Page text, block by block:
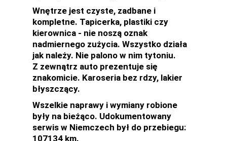
Wnętrze jest czyste, zadbane i
kompletne. Tapicerka, plastiki czy
kierownica - nie noszą oznak
nadmiernego zużycia. Wszystko działa
jak należy. Nie palono w nim tytoniu.
Z zewnątrz auto prezentuje się
znakomicie. Karoseria bez rdzy, lakier
błyszczący.
Wszelkie naprawy i wymiany robione
były na bieżąco. Udokumentowany
serwis w Niemczech był do przebiegu:
107134 km.